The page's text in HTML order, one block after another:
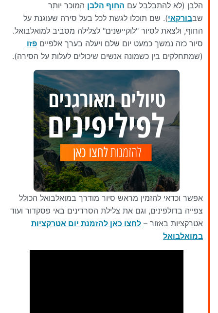
הלבן (לא להתבלבל עם החוף הלבן המוכר יותר
שבבורקאי). שם תוכלו לגשת לכל בעל סירה שעוגנת על
החוף, ולצאת לסיור "לוקיישנים" לצלילה מסביב למואלבואל.
סיור כזה נמשך כמעט יום שלם ויעלה בערך אלפיים פזו
(שמתחלקים בין כשמונה אנשים שיכולים לעלות על הסירה).
אפשר וכדאי להזמין מראש סיור מודרך במואלבואל הכולל
צפייה בדולפינים, וגם את צלילת הסרדינים באי פסקדור ועוד
אטרקציות באזור – לחצו כאן להזמנת יום אטרקציות
במואלבואל